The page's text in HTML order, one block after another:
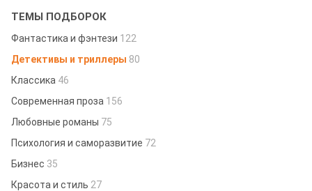
ТЕМЫ ПОДБОРОК
Фантастика и фэнтези 122
Детективы и триллеры 80
Классика 46
Современная проза 156
Любовные романы 75
Психология и саморазвитие 72
Бизнес 35
Красота и стиль 27